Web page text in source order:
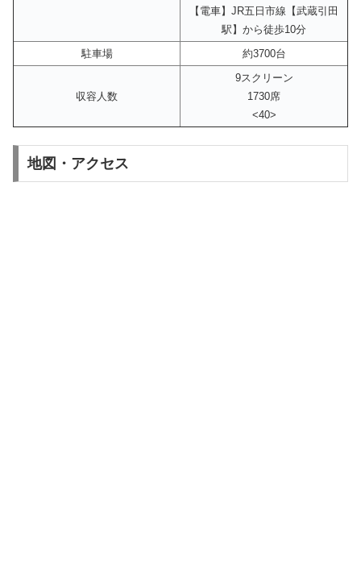
【電車】JR五日市線【武蔵引田
駅】から徒歩10分
駐車場
約3700台
収容人数
9スクリーン
1730席
<40>
地図・アクセス